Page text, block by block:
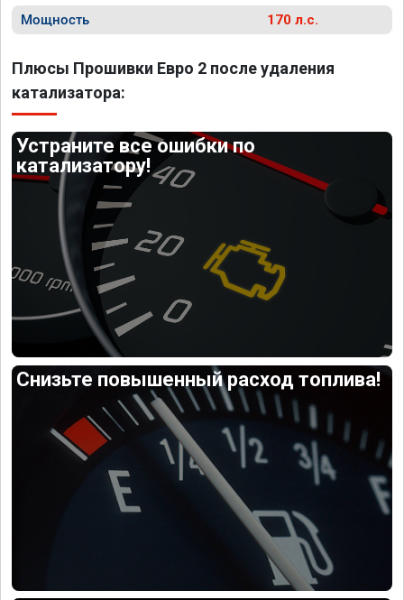
Мощность 170 л.с.
Плюсы Прошивки Евро 2 после удаления
катализатора:
Устраните все ошибки по
катализатору!
Снизьте повышенный расход топлива!